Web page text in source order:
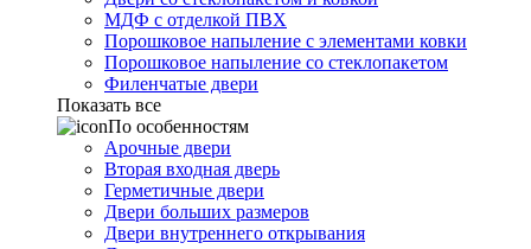
МДФ с отделкой ПВХ
Порошковое напыление с элементами ковки
Порошковое напыление со стеклопакетом
Филенчатые двери
Показать все
По особенностям
Арочные двери
Вторая входная дверь
Герметичные двери
Двери больших размеров
Двери внутреннего открывания